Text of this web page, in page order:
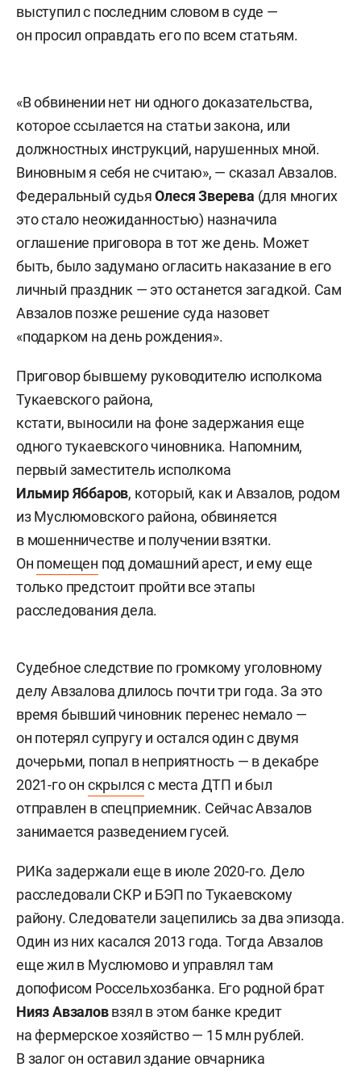
выступил с последним словом в суде —
он просил оправдать его по всем статьям.
«В обвинении нет ни одного доказательства,
которое ссылается на статьи закона, или
должностных инструкций, нарушенных мной.
Виновным я себя не считаю», — сказал Авзалов.
Федеральный судьяОлеся Зверева (для многих
это стало неожиданностью) назначила
оглашение приговора в тот же день. Может
быть, было задумано огласить наказание в его
личный праздник — это останется загадкой. Сам
Авзалов позже решение суда назовет
«подарком на день рождения».
Приговор бывшему руководителю исполкома
Тукаевского района,
кстати, выносили на фоне задержания еще
одного тукаевского чиновника. Напомним,
первый заместитель исполкома
Ильмир Яббаров, который, как и Авзалов, родом
из Муслюмовского района, обвиняется
в мошенничестве и получении взятки.
Он помещен под домашний арест, и ему еще
только предстоит пройти все этапы
расследования дела.
Судебное следствие по громкому уголовному
делу Авзалова длилось почти три года. За это
время бывший чиновник перенес немало —
он потерял супругу и остался один с двумя
дочерьми, попал в неприятность — в декабре
2021-го он скрылсяс места ДТП и был
отправлен в спецприемник. Сейчас Авзалов
занимается разведением гусей.
РИКа задержали еще в июле 2020-го. Дело
расследовали СКР и БЭП по Тукаевскому
району. Следователи зацепились за два эпизода.
Один из них касался 2013 года. Тогда Авзалов
еще жил в Муслюмово и управлял там
допофисом Россельхозбанка. Его родной брат
Нияз Авзаловвзял в этом банке кредит
на фермерское хозяйство — 15 млн рублей.
В залог он оставил здание овчарника